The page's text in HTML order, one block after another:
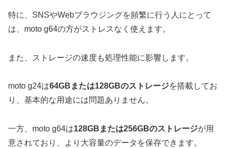
特に、SNSやWebブラウジングを頻繁に行う人にとって
は、moto g64の方がストレスなく使えます。
また、ストレージの速度も処理性能に影響します。
moto g24は64GBまたは128GBのストレージを搭載してお
り、基本的な用途には問題ありません。
一方、moto g64は128GBまたは256GBのストレージが用
意されており、より大容量のデータを保存できます。